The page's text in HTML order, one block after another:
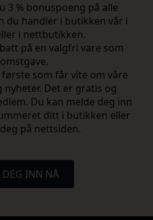
3 % bonuspoeng på alle
du handler i butikken vår i
i nettbutikken.
på en valgfri vare som
som får vite om våre
nyheter. Det er gratis og
Du kan melde deg inn
ditt i butikken eller
på nettsiden.
DEG INN NÅ